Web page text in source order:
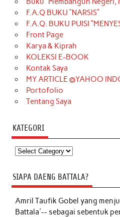
F.A.Q BUKU “NARSIS”
F.A.Q. BUKU PUISI
Front Page
Karya & Kiprah
KOLEKSI E-BOOK
Kontak Saya
MY ARTICLE @YAHOO
Portofolio
Tentang Saya
KATEGORI
Kategori
SIAPA DAENG BATTALA?
Amril Taufik Gobelyang
Battala'-- sebagai sebentuk